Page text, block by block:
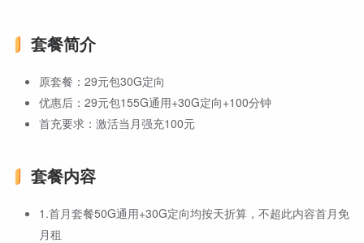
套餐简介
原套餐：29元包30G定向
优惠后：29元包155G通用+30G定向+100分钟
首充要求：激活当月强充100元
套餐内容
1.首月套餐50G通用+30G定向均按天折算，不超此内容首月免
月租